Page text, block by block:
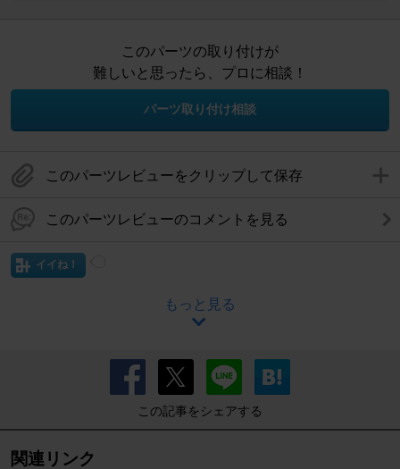
このパーツの取り付けが
難しいと思ったら、プロに相談！
パーツ取り付け相談
このパーツレビューをクリップして保存
このパーツレビューのコメントを見る
イイね！
もっと見る
この記事をシェアする
関連リンク